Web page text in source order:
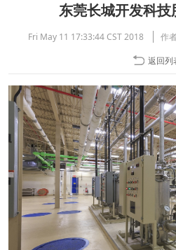
东莞长城开发科技
Fri May 11 17:33:44 CST 2018 作
返回列